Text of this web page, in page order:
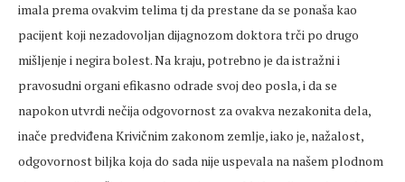
imala prema ovakvim telima tj da prestane da se ponaša kao
pacijent koji nezadovoljan dijagnozom doktora trči po drugo
mišljenje i negira bolest. Na kraju, potrebno je da istražni i
pravosudni organi efikasno odrade svoj deo posla, i da se
napokon utvrdi nečija odgovornost za ovakva nezakonita dela,
inače predviđena Krivičnim zakonom zemlje, iako je, nažalost,
odgovornost biljka koja do sada nije uspevala na našem plodnom